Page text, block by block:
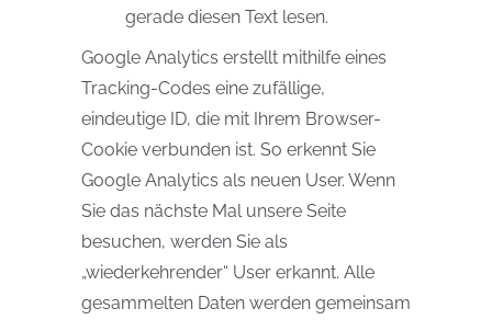
gerade diesen Text lesen.
Google Analytics erstellt mithilfe eines
Tracking-Codes eine zufällige,
eindeutige ID, die mit Ihrem Browser-
Cookie verbunden ist. So erkennt Sie
Google Analytics als neuen User. Wenn
Sie das nächste Mal unsere Seite
besuchen, werden Sie als
„wiederkehrender“ User erkannt. Alle
gesammelten Daten werden gemeinsam